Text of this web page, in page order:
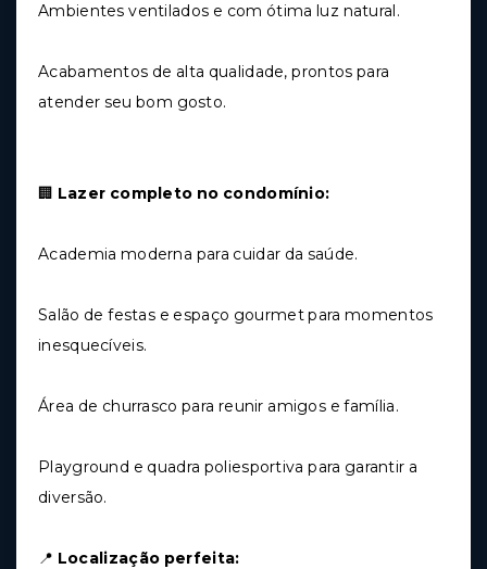
Ambientes ventilados e com ótima luz natural.
Acabamentos de alta qualidade, prontos para
atender seu bom gosto.
🏢 Lazer completo no condomínio:
Academia moderna para cuidar da saúde.
Salão de festas e espaço gourmet para momentos
inesquecíveis.
Área de churrasco para reunir amigos e família.
Playground e quadra poliesportiva para garantir a
diversão.
📍 Localização perfeita: